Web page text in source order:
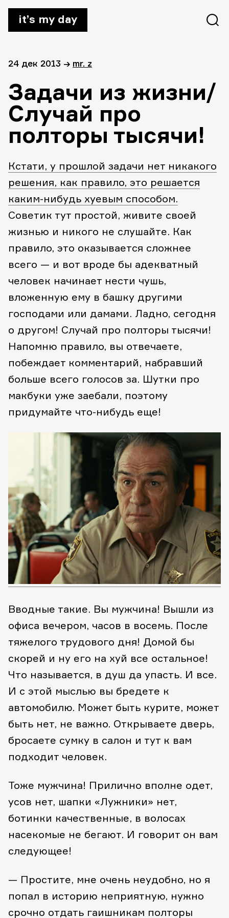
it’s my day
24 дек 2013 → mr. z
Задачи из жизни/
Случай про
полторы тысячи!
Кстати, у прошлой задачи нет никакого
решения, как правило, это решается
каким-нибудь хуевым способом.
Советик тут простой, живите своей
жизнью и никого не слушайте. Как
правило, это оказывается сложнее
всего — и вот вроде бы адекватный
человек начинает нести чушь,
вложенную ему в башку другими
господами или дамами. Ладно, сегодня
о другом! Случай про полторы тысячи!
Напомню правило, вы отвечаете,
побеждает комментарий, набравший
больше всего голосов за. Шутки про
макбуки уже заебали, поэтому
придумайте что-нибудь еще!
Вводные такие. Вы мужчина! Вышли из
офиса вечером, часов в восемь. После
тяжелого трудового дня! Домой бы
скорей и ну его на хуй все остальное!
Что называется, в душ да упасть. И все.
И с этой мыслью вы бредете к
автомобилю. Может быть курите, может
быть нет, не важно. Открываете дверь,
бросаете сумку в салон и тут к вам
подходит человек.
Тоже мужчина! Прилично вполне одет,
усов нет, шапки «Лужники» нет,
ботинки качественные, в волосах
насекомые не бегают. И говорит он вам
следующее!
— Простите, мне очень неудобно, но я
попал в историю неприятную, нужно
срочно отдать гаишникам полторы